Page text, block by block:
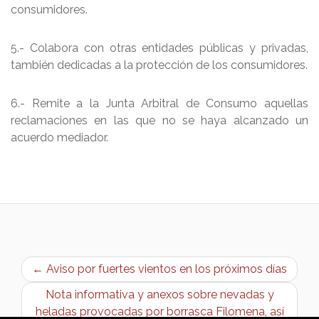
consumidores.
5.- Colabora con otras entidades públicas y privadas,
también dedicadas a la protección de los consumidores.
6.- Remite a la Junta Arbitral de Consumo aquellas
reclamaciones en las que no se haya alcanzado un
acuerdo mediador.
← Aviso por fuertes vientos en los próximos días
Nota informativa y anexos sobre nevadas y
heladas provocadas por borrasca Filomena, así